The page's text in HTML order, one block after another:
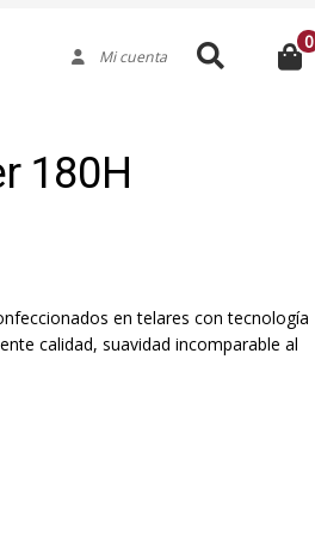
Mi cuenta Buscar 0
180H
en telares con tecnología
calidad, suavidad incomparable al